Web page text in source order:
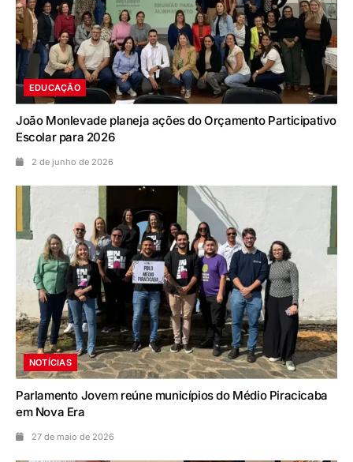
EDUCAÇÃO
João Monlevade planeja ações do Orçamento Participativo
Escolar para 2026
2 de junho de 2026
NOTÍCIAS
Parlamento Jovem reúne municípios do Médio Piracicaba
em Nova Era
27 de maio de 2026